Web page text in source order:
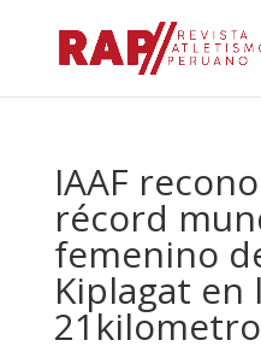
IAAF
récord
femenino
Kiplagat en